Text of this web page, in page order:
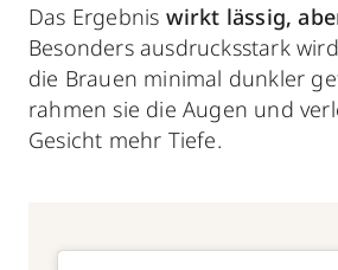
Das Ergebnis wirkt lässig,
Besonders ausdrucksstark
die Brauen minimal dunkler
rahmen sie die Augen und
Gesicht mehr Tiefe.